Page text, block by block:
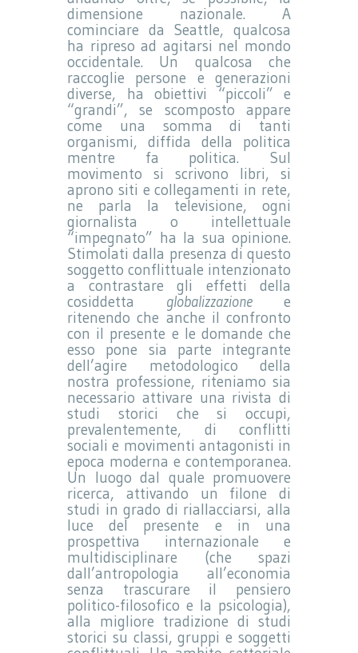
dimensione nazionale. A
cominciare da Seattle, qualcosa
ha ripreso ad agitarsi nel mondo
occidentale. Un qualcosa che
raccoglie persone e generazioni
diverse, ha obiettivi “piccoli” e
“grandi”, se scomposto appare
come una somma di tanti
organismi, diffida della politica
mentre fa politica. Sul
movimento si scrivono libri, si
aprono siti e collegamenti in rete,
ne parla la televisione, ogni
giornalista o intellettuale
“impegnato” ha la sua opinione.
Stimolati dalla presenza di questo
soggetto conflittuale intenzionato
a contrastare gli effetti della
cosiddetta globalizzazionee
ritenendo che anche il confronto
con il presente e le domande che
esso pone sia parte integrante
dell’agire metodologico della
nostra professione, riteniamo sia
necessario attivare una rivista di
studi storici che si occupi,
prevalentemente, di conflitti
sociali e movimenti antagonisti in
epoca moderna e contemporanea.
Un luogo dal quale promuovere
ricerca, attivando un filone di
studi in grado di riallacciarsi, alla
luce del presente e in una
prospettiva internazionale e
multidisciplinare (che spazi
dall’antropologia all’economia
senza trascurare il pensiero
politico-filosofico e la psicologia),
alla migliore tradizione di studi
storici su classi, gruppi e soggetti